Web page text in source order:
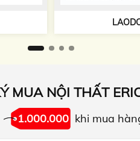
MUA NỘI THẤT
1.000.000 khi mua